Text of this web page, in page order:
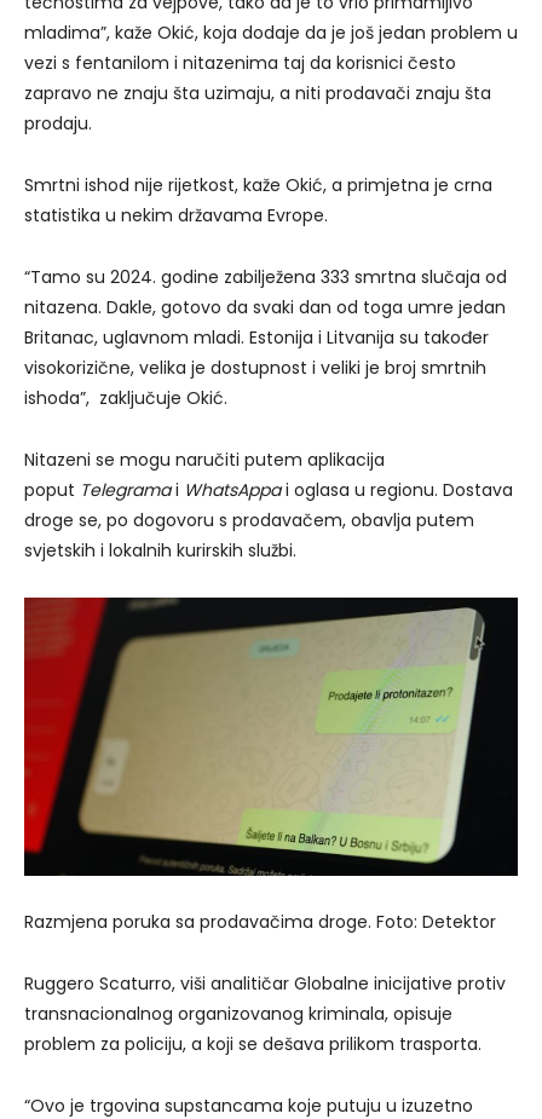
mladima”, kaže Okić, koja dodaje da je još jedan problem u
vezi s fentanilom i nitazenima taj da korisnici često
zapravo ne znaju šta uzimaju, a niti prodavači znaju šta
prodaju.
Smrtni ishod nije rijetkost, kaže Okić, a primjetna je crna
statistika u nekim državama Evrope.
“Tamo su 2024. godine zabilježena 333 smrtna slučaja od
nitazena. Dakle, gotovo da svaki dan od toga umre jedan
Britanac, uglavnom mladi. Estonija i Litvanija su također
visokorizične, velika je dostupnost i veliki je broj smrtnih
ishoda”, zaključuje Okić.
Nitazeni se mogu naručiti putem aplikacija
poput Telegramai WhatsAppai oglasa u regionu. Dostava
droge se, po dogovoru s prodavačem, obavlja putem
svjetskih i lokalnih kurirskih službi.
Razmjena poruka sa prodavačima droge. Foto: Detektor
Ruggero Scaturro, viši analitičar Globalne inicijative protiv
transnacionalnog organizovanog kriminala, opisuje
problem za policiju, a koji se dešava prilikom trasporta.
“Ovo je trgovina supstancama koje putuju u izuzetno